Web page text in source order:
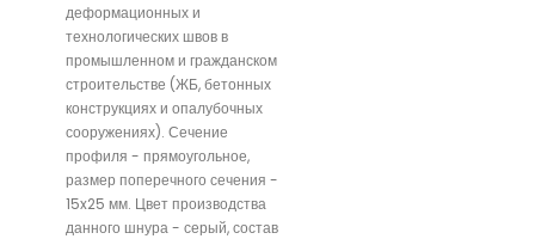
деформационных и
технологических швов в
промышленном и гражданском
строительстве (ЖБ, бетонных
конструкциях и опалубочных
сооружениях). Сечение
профиля - прямоугольное,
размер поперечного сечения -
15x25 мм. Цвет производства
данного шнура - серый, состав